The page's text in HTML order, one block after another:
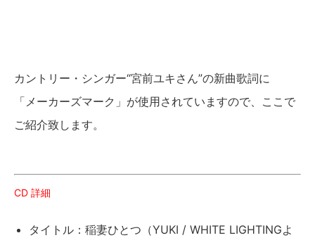
カントリー・シンガー“宮前ユキさん”の新曲歌詞に
「メーカーズマーク」が使用されていますので、ここで
ご紹介致します。
CD 詳細
タイトル：稲妻ひとつ（YUKI / WHITE LIGHTINGよ